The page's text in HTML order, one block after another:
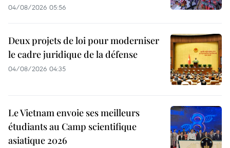
04/08/2026 05:56
Deux projets de loi pour moderniser
le cadre juridique de la défense
04/08/2026 04:35
Le Vietnam envoie ses meilleurs
étudiants au Camp scientifique
asiatique 2026